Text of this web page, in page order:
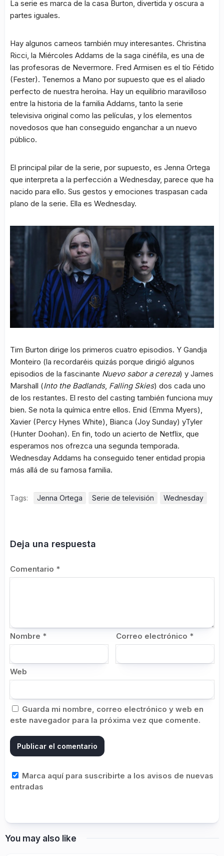
La serie es marca de la casa Burton, divertida y oscura a
partes iguales.
Hay algunos cameos también muy interesantes. Christina
Ricci, la Miércoles Addams de la saga cinéfila, es una de
las profesoras de Nevermore. Fred Armisen es el tío Fétido
(Fester). Tenemos a Mano por supuesto que es el aliado
perfecto de nuestra heroína. Hay un equilibrio maravilloso
entre la historia de la familia Addams, tanto la serie
televisiva original como las películas, y los elementos
novedosos que han conseguido enganchar a un nuevo
público.
El principal pilar de la serie, por supuesto, es Jenna Ortega
que interpreta a la perfección a Wednesday, parece que ha
nacido para ello. Sus gestos y emociones traspasan cada
plano de la serie. Ella es Wednesday.
Tim Burton dirige los primeros cuatro episodios. Y Gandja
Monteiro (la recordaréis quizás porque dirigió algunos
episodios de la fascinante Nuevo sabor a cereza) y James
Marshall (Into the Badlands, Falling Skies) dos cada uno
de los restantes. El resto del casting también funciona muy
bien. Se nota la química entre ellos. Enid (Emma Myers),
Xavier (Percy Hynes White), Bianca (Joy Sunday) yTyler
(Hunter Doohan). En fin, todo un acierto de Netflix, que
esperamos nos ofrezca una segunda temporada.
Wednesday Addams ha conseguido tener entidad propia
más allá de su famosa familia.
Tags: Jenna Ortega Serie de televisión Wednesday
Deja una respuesta
Comentario *
Nombre * Correo electrónico *
Web
Guarda mi nombre, correo electrónico y web en
este navegador para la próxima vez que comente.
Marca aquí para suscribirte a los avisos de nuevas
entradas
You may also like